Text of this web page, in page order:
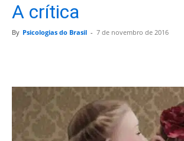
A crítica
By Psicologias do Brasil - 7 de novembro de 2016